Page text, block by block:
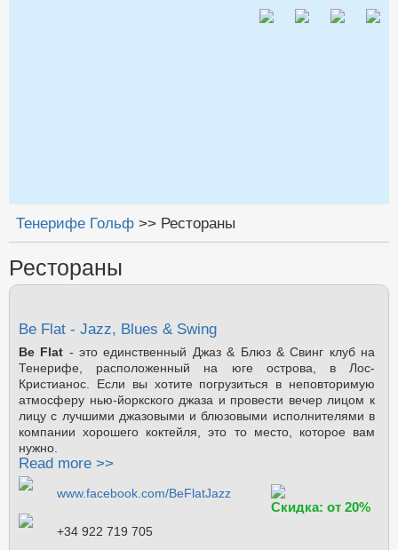
Вы здесь
Тенерифе Гольф >> Рестораны
Рестораны
Be Flat - Jazz, Blues & Swing
Be Flat - это единственный Джаз & Блюз & Свинг клуб на
Тенерифе, расположенный на юге острова, в Лос-
Кристианос. Если вы хотите погрузиться в неповторимую
атмосферу нью-йоркского джаза и провести вечер лицом к
лицу с лучшими джазовыми и блюзовыми исполнителями в
компании хорошего коктейля, это то место, которое вам
нужно.
Read more >>
www.facebook.com/BeFlatJazz
+34 922 719 705
Скидка: от 20%